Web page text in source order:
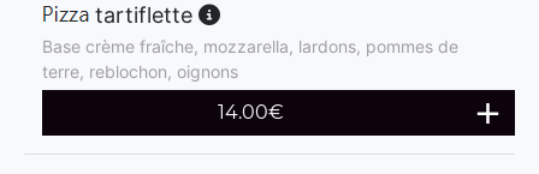
tartiflette
Base crème fraîche, mozzarella, lardons, pommes de
terre, reblochon, oignons
14.00€